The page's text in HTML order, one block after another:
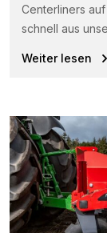
Centerliners
schnell aus
Weiter lesen